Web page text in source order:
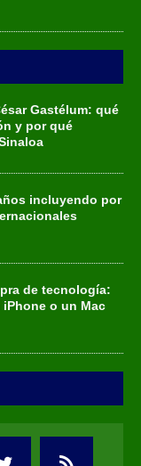
Gastélum: qué
y por qué
incluyendo por
de tecnología:
o un Mac